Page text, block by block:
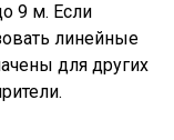
9 м. Если
линейные
для других